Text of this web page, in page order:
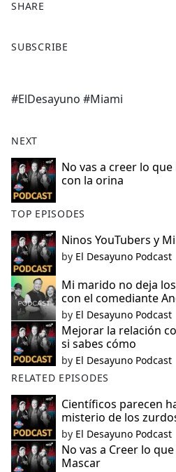
SHARE
a
b
o
k
SUBSCRIBE
#ElDesayuno #Miami
NEXT
No vas a creer lo
con la orina
TOP EPISODES
Ninos YouTubers y
by El Desayuno Podcast
Mi marido no deja
con el comediante
by El Desayuno Podcast
Mejorar la relación
si sabes cómo
by El Desayuno Podcast
RELATED EPISODES
Científicos parecen
misterio de los
by El Desayuno Podcast
No vas a Creer lo
Mascar